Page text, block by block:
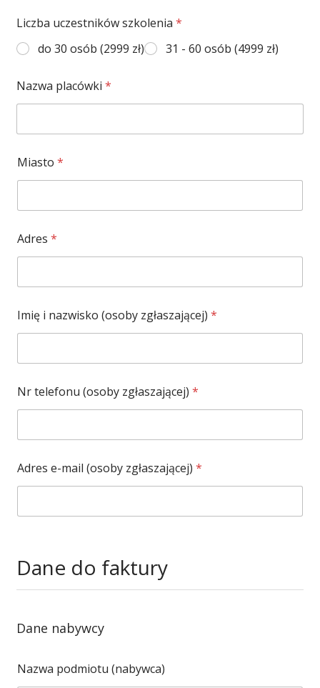
Liczba uczestników szkolenia*
do 30 osób (2999 zł)
31 - 60 osób (4999 zł)
Nazwa placówki*
Miasto*
Adres*
Imię i nazwisko (osoby zgłaszającej)*
Nr telefonu (osoby zgłaszającej)*
Adres e-mail (osoby zgłaszającej)*
Dane do faktury
Dane nabywcy
Nazwa podmiotu (nabywca)